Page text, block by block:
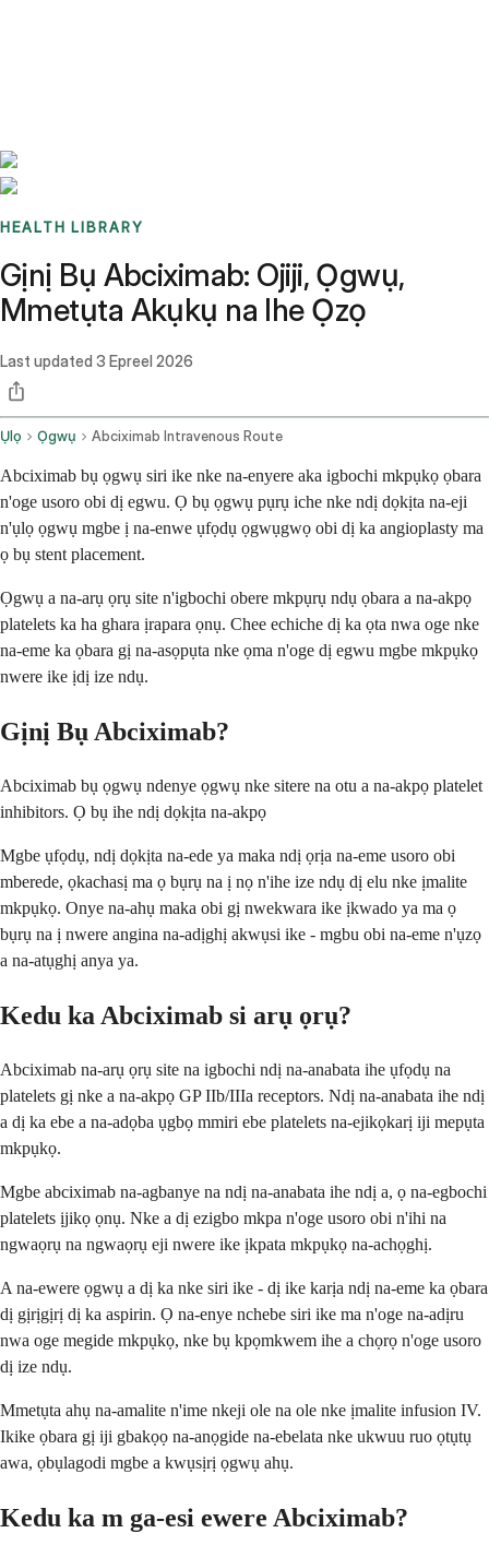
HEALTH LIBRARY
Gịnị Bụ Abciximab: Ojiji, Ọgwụ,
Mmetụta Akụkụ na Ihe Ọzọ
Last updated 3 Epreel 2026
Ụlọ Ọgwụ Abciximab Intravenous Route
Abciximab bụ ọgwụ siri ike nke na-enyere aka igbochi mkpụkọ ọbara
n'oge usoro obi dị egwu. Ọ bụ ọgwụ pụrụ iche nke ndị dọkịta na-eji
n'ụlọ ọgwụ mgbe ị na-enwe ụfọdụ ọgwụgwọ obi dị ka angioplasty ma
ọ bụ stent placement.
Ọgwụ a na-arụ ọrụ site n'igbochi obere mkpụrụ ndụ ọbara a na-akpọ
platelets ka ha ghara ịrapara ọnụ. Chee echiche dị ka ọta nwa oge nke
na-eme ka ọbara gị na-asọpụta nke ọma n'oge dị egwu mgbe mkpụkọ
nwere ike ịdị ize ndụ.
Gịnị Bụ Abciximab?
Abciximab bụ ọgwụ ndenye ọgwụ nke sitere na otu a na-akpọ platelet
inhibitors. Ọ bụ ihe ndị dọkịta na-akpọ
Mgbe ụfọdụ, ndị dọkịta na-ede ya maka ndị ọrịa na-eme usoro obi
mberede, ọkachasị ma ọ bụrụ na ị nọ n'ihe ize ndụ dị elu nke ịmalite
mkpụkọ. Onye na-ahụ maka obi gị nwekwara ike ịkwado ya ma ọ
bụrụ na ị nwere angina na-adịghị akwụsi ike - mgbu obi na-eme n'ụzọ
a na-atụghị anya ya.
Kedu ka Abciximab si arụ ọrụ?
Abciximab na-arụ ọrụ site na igbochi ndị na-anabata ihe ụfọdụ na
platelets gị nke a na-akpọ GP IIb/IIIa receptors. Ndị na-anabata ihe ndị
a dị ka ebe a na-adọba ụgbọ mmiri ebe platelets na-ejikọkarị iji mepụta
mkpụkọ.
Mgbe abciximab na-agbanye na ndị na-anabata ihe ndị a, ọ na-egbochi
platelets ịjikọ ọnụ. Nke a dị ezigbo mkpa n'oge usoro obi n'ihi na
ngwaọrụ na ngwaọrụ eji nwere ike ịkpata mkpụkọ na-achọghị.
A na-ewere ọgwụ a dị ka nke siri ike - dị ike karịa ndị na-eme ka ọbara
dị gịrịgịrị dị ka aspirin. Ọ na-enye nchebe siri ike ma n'oge na-adịru
nwa oge megide mkpụkọ, nke bụ kpọmkwem ihe a chọrọ n'oge usoro
dị ize ndụ.
Mmetụta ahụ na-amalite n'ime nkeji ole na ole nke ịmalite infusion IV.
Ikike ọbara gị iji gbakọọ na-anọgide na-ebelata nke ukwuu ruo ọtụtụ
awa, ọbụlagodi mgbe a kwụsịrị ọgwụ ahụ.
Kedu ka m ga-esi ewere Abciximab?